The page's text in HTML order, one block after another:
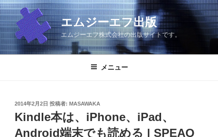
コ
ン
テ
ン
ツ
エムジーエフ出版
エムジーエフ株式会社の出版サイトです。
メニュー
投
稿
日:
2014年2月2日 投稿者: MASAWAKA
Kindle本は、iPhone、iPad、
Android端末でも読める | SPEAQ